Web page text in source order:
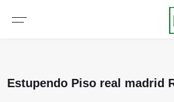
Estupendo Piso real madrid